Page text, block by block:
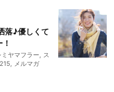
落♪優しくて
ミヤマフラー, ス
, メルマガ